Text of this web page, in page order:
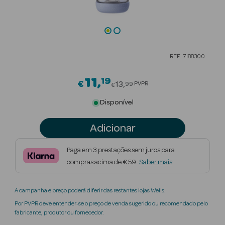
Beauty Season
Nutricosmética
Perfumes
Beauty Season
REF: 7188300
€11 19Price reduced from
€13 99 PVPR
Disponível
Adicionar
Paga em 3 prestações sem juros para
compras acima de € 59. Saber mais
A campanha e preço poderá diferir das restantes lojas Wells.
Por PVPR deve entender-se o preço de venda sugerido ou recomendado pelo
fabricante, produtor ou fornecedor.